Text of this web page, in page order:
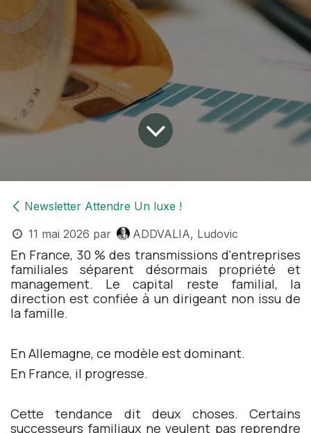
Newsletter Attendre Un luxe !
11 mai 2026 par ADDVALIA, Ludovic
En France, 30 % des transmissions d'entreprises
familiales séparent désormais propriété et
management. Le capital reste familial, la
direction est confiée à un dirigeant non issu de
la famille.
En Allemagne, ce modèle est dominant.
En France, il progresse.
Cette tendance dit deux choses. Certains
successeurs familiaux ne veulent pas reprendre